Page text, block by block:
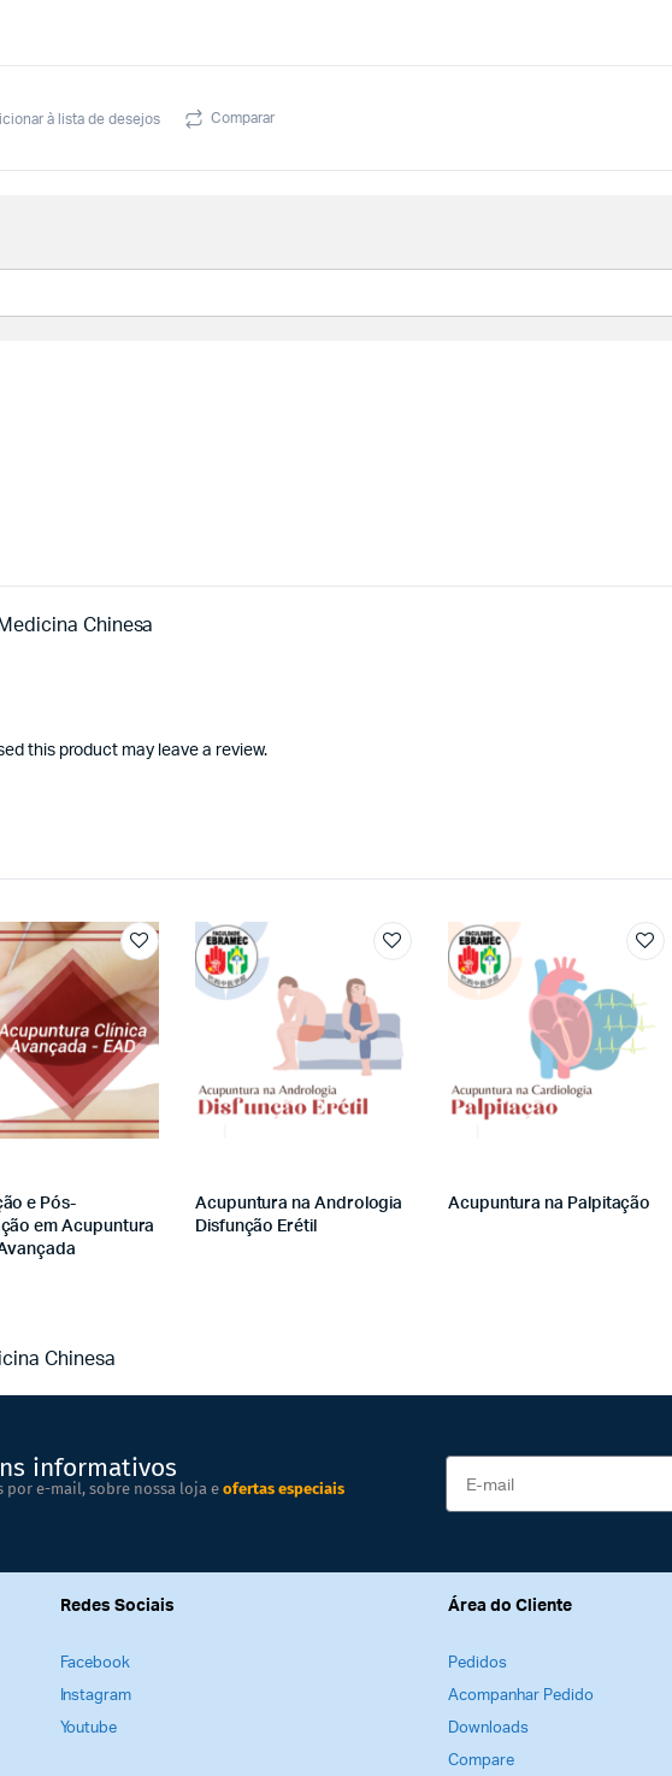
à lista de desejos Comparar
Chinesa
this product may leave a review.
e Pós-
em Acupuntura
Acupuntura na Andrologia
Disfunção Erétil
Acupuntura na Palpitação
Chinesa
informativos
por e-mail, sobre nossa loja e ofertas especiais
Redes Sociais
Facebook
Instagram
Youtube
Área do Cliente
Pedidos
Acompanhar Pedido
Downloads
Compare